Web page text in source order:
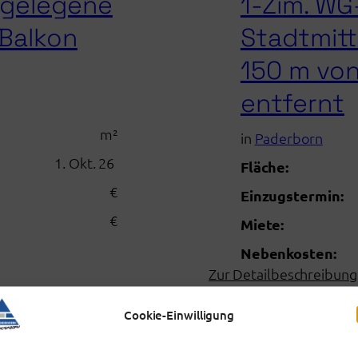
Cookie-Einwilligung
m²
1. Okt. 26
€
€
150 m
entfernt
in Paderborn
Fläche:
Einzugstermin:
Miete:
Nebenkosten:
Zur Detailbeschreibung: